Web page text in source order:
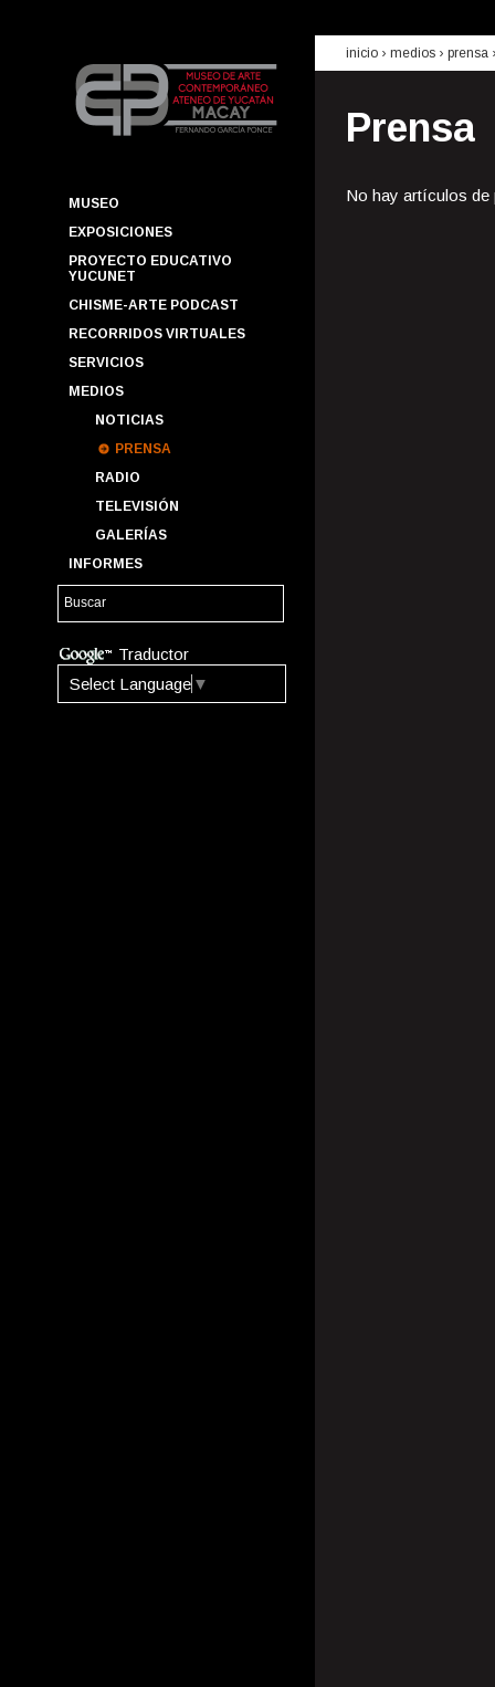
MUSEO
EXPOSICIONES
PROYECTO EDUCATIVO
YUCUNET
CHISME-ARTE PODCAST
RECORRIDOS VIRTUALES
SERVICIOS
MEDIOS
NOTICIAS
PRENSA
RADIO
TELEVISIÓN
GALERÍAS
INFORMES
Traductor
Select Language ▼
inicio › medios › prensa
Prensa
No hay artículos de